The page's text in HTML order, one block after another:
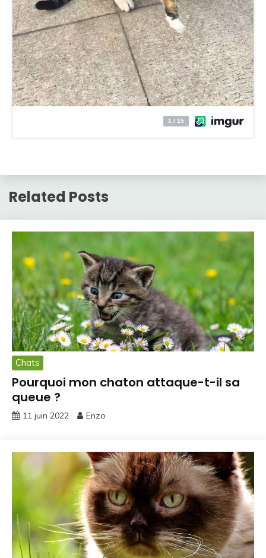
Related Posts
Chats
Pourquoi mon chaton attaque-t-il sa
queue ?
11 juin 2022 Enzo